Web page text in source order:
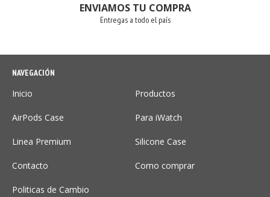
ENVIAMOS TU COMPRA
Entregas a todo el país
NAVEGACIÓN
Inicio Productos
AirPods Case Para iWatch
Linea Premium Silicone Case
Contacto Como comprar
Politicas de Cambio